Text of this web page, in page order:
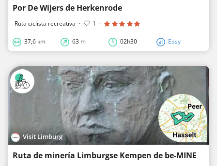
Por De Wijers de Herkenrode
Ruta ciclista recreativa · 1 ·
37,6 km 63 m 02h30 Easy
Visit Limburg
Ruta de minería Limburgse Kempen de be-MINE